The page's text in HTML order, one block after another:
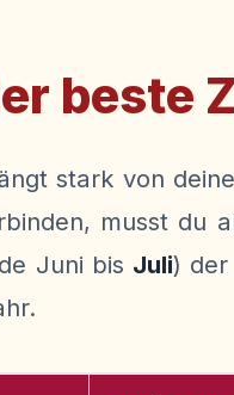
beste
stark von
musst du
Juni bis Juli) der